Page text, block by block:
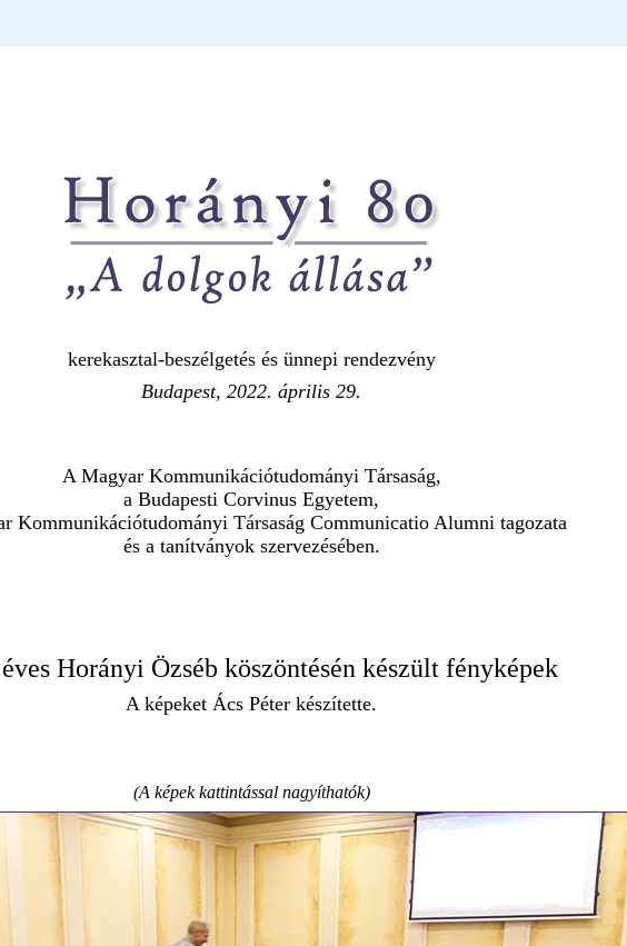
kerekasztal-beszélgetés és ünnepi rendezvény
Budapest, 2022. április 29.
A Magyar Kommunikációtudományi Társaság,
a Budapesti Corvinus Egyetem,
Kommunikációtudományi Társaság Communicatio Alumni tagozata
és a tanítványok szervezésében.
Horányi Özséb köszöntésén készült fényképek
A képeket Ács Péter készítette.
(A képek kattintással nagyíthatók)